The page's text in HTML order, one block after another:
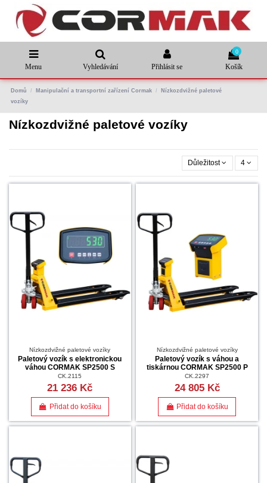
Menu Vyhledávání Přihlásit se
0
Košík
Domů Manipulační a transportní zařízení Cormak
Nízkozdvižné paletové
vozíky
Nízkozdvižné paletové vozíky
Důležitost 4
Nízkozdvižné paletové vozíky
Paletový vozík s elektronickou
váhou CORMAK SP2500 S
CK.2115
21 236 Kč
Přidat do košíku
Nízkozdvižné paletové vozíky
Paletový vozík s váhou a
tiskárnou CORMAK SP2500 P
CK.2297
24 805 Kč
Přidat do košíku